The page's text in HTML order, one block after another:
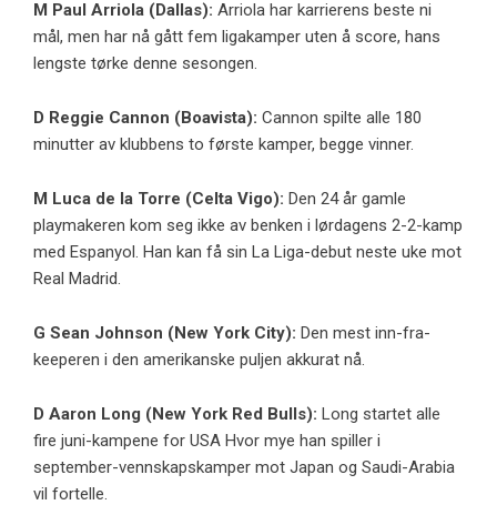
M Paul Arriola (Dallas): Arriola har karrierens beste ni
mål, men har nå gått fem ligakamper uten å score, hans
lengste tørke denne sesongen.
D Reggie Cannon (Boavista): Cannon spilte alle 180
minutter av klubbens to første kamper, begge vinner.
M Luca de la Torre (Celta Vigo): Den 24 år gamle
playmakeren kom seg ikke av benken i lørdagens 2-2-kamp
med Espanyol. Han kan få sin La Liga-debut neste uke mot
Real Madrid.
G Sean Johnson (New York City): Den mest inn-fra-
keeperen i den amerikanske puljen akkurat nå.
D Aaron Long (New York Red Bulls): Long startet alle
fire juni-kampene for USA Hvor mye han spiller i
september-vennskapskamper mot Japan og Saudi-Arabia
vil fortelle.